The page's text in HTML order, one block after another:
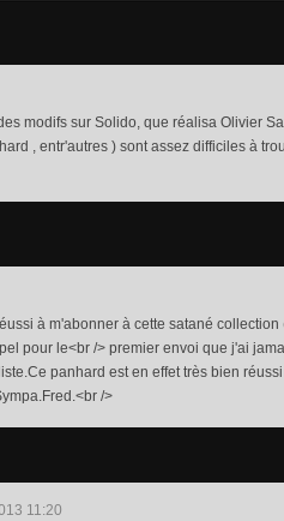
modifs sur Solido, que réalisa Olivier
, entr'autres ) sont assez difficiles à
à m'abonner à cette satané
pour le<br /> premier envoi que j'ai
panhard est en effet très bien
/>
11:20